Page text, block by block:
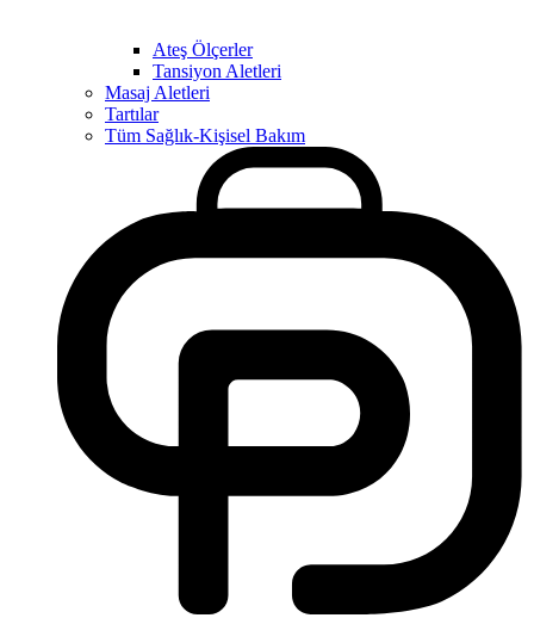
Ateş Ölçerler
Tansiyon Aletleri
Masaj Aletleri
Tartılar
Tüm Sağlık-Kişisel Bakım